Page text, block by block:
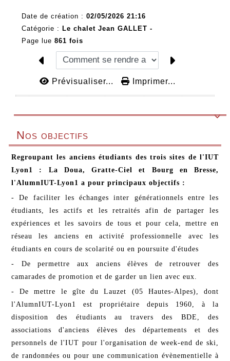
Date de création : 02/05/2026 21:16
Catégorie : Le chalet Jean GALLET -
Page lue 861 fois
Prévisualiser... Imprimer...

Nos objectifs
Regroupant les anciens étudiants des trois sites de l'IUT
Lyon1 : La Doua, Gratte-Ciel et Bourg en Bresse,
l'AlumnIUT-Lyon1 a pour principaux objectifs :
- De faciliter les échanges inter générationnels entre les
étudiants, les actifs et les retraités afin de partager les
expériences et les savoirs de tous et pour cela, mettre en
réseau les anciens en activité professionnelle avec les
étudiants en cours de scolarité ou en poursuite d'études
- De permettre aux anciens élèves de retrouver des
camarades de promotion et de garder un lien avec eux.
- De mettre le gîte du Lauzet (05 Hautes-Alpes), dont
l'AlumnIUT-Lyon1 est propriétaire depuis 1960, à la
disposition des étudiants au travers des BDE, des
associations d'anciens élèves des départements et des
personnels de l'IUT pour l'organisation de week-end de ski,
de randonnées ou pour une communication évènementielle à